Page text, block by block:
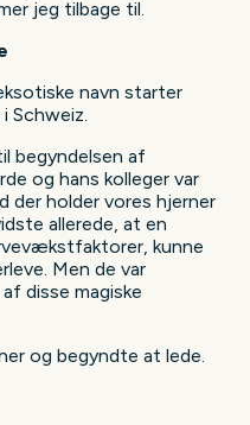
jeg tilbage til.
navn starter
Schweiz.
begyndelsen af
og hans kolleger var
der holder vores hjerner
allerede, at en
kunne
Men de var
disse magiske
og begyndte at lede.